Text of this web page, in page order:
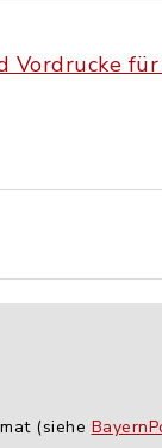
Vordrucke
(siehe